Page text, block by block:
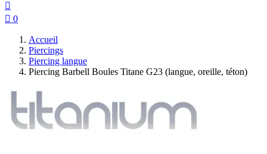

 0
Accueil
Piercings
Piercing langue
Piercing Barbell Boules Titane G23 (langue, oreille, téton)